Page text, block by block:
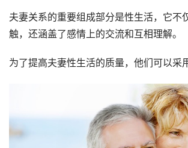
夫妻关系的重要组成部分是性生活，它不
触，还涵盖了感情上的交流和互相理解。
为了提高夫妻性生活的质量，他们可以采